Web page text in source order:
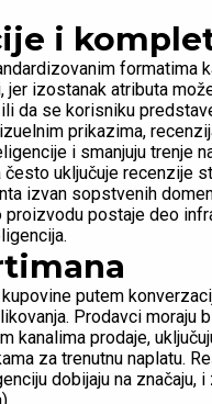
i
formatima
izostanak atributa
da se korisniku
prikazima,
i smanjuju trenje
uključuje recenzije
izvan sopstvenih
postaje deo
putem
Prodavci moraju
kanalima prodaje,
za trenutnu naplatu.
dobijaju na značaju,